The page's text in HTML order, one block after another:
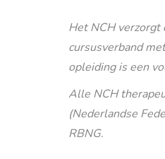
Het NCH verzorgt
cursusverband
opleiding is een
Alle NCH
(Nederlandse
RBNG.